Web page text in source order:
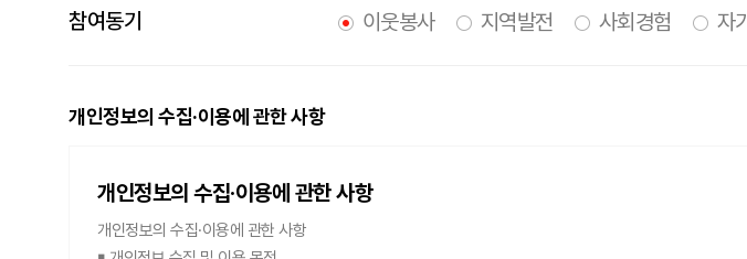
참여동기 이웃봉사 지역발전 사회경험 자
개인정보의 수집·이용에 관한 사항
개인정보의 수집·이용에 관한 사항
개인정보의 수집·이용에 관한 사항